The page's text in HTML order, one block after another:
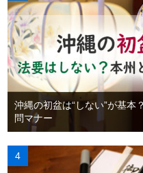
沖縄の初盆は“しない”が基本
問マナー